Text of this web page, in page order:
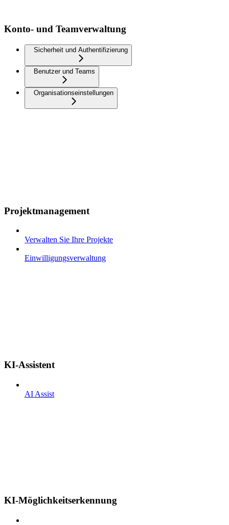
Konto- und Teamverwaltung
Sicherheit und Authentifizierung
Benutzer und Teams
Organisationseinstellungen
Projektmanagement
Verwalten Sie Ihre Projekte
Einwilligungsverwaltung
KI-Assistent
AI Assist
KI-Möglichkeitserkennung